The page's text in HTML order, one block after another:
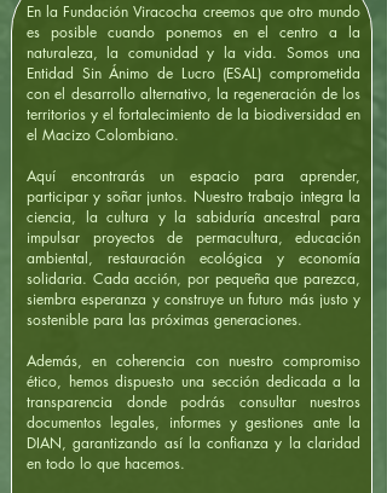
En la Fundación Viracocha creemos que otro mundo
es posible cuando ponemos en el centro a la
naturaleza, la comunidad y la vida. Somos una
Entidad Sin Ánimo de Lucro (ESAL) comprometida
con el desarrollo alternativo, la regeneración de los
territorios y el fortalecimiento de la biodiversidad en
el Macizo Colombiano.
Aquí encontrarás un espacio para aprender,
participar y soñar juntos. Nuestro trabajo integra la
ciencia, la cultura y la sabiduría ancestral para
impulsar proyectos de permacultura, educación
ambiental, restauración ecológica y economía
solidaria. Cada acción, por pequeña que parezca,
siembra esperanza y construye un futuro más justo y
sostenible para las próximas generaciones.
Además, en coherencia con nuestro compromiso
ético, hemos dispuesto una sección dedicada a la
transparencia donde podrás consultar nuestros
documentos legales, informes y gestiones ante la
DIAN, garantizando así la confianza y la claridad
en todo lo que hacemos.